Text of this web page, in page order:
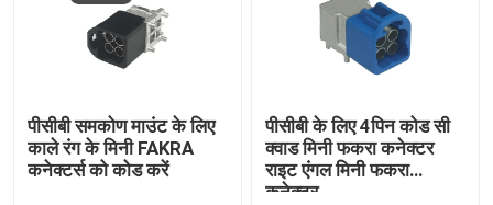
पीसीबी समकोण माउंट के लिए
काले रंग के मिनी FAKRA
कनेक्टर्स को कोड करें
पीसीबी के लिए 4पिन कोड सी
क्वाड मिनी फकरा कनेक्टर
राइट एंगल मिनी फकरा
कनेक्टर